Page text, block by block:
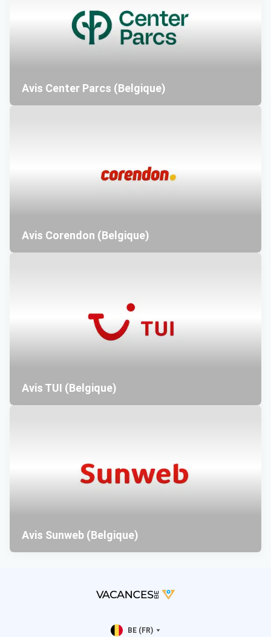
Avis Center Parcs (Belgique)
Avis Corendon (Belgique)
Avis TUI (Belgique)
Avis Sunweb (Belgique)
BE (FR)